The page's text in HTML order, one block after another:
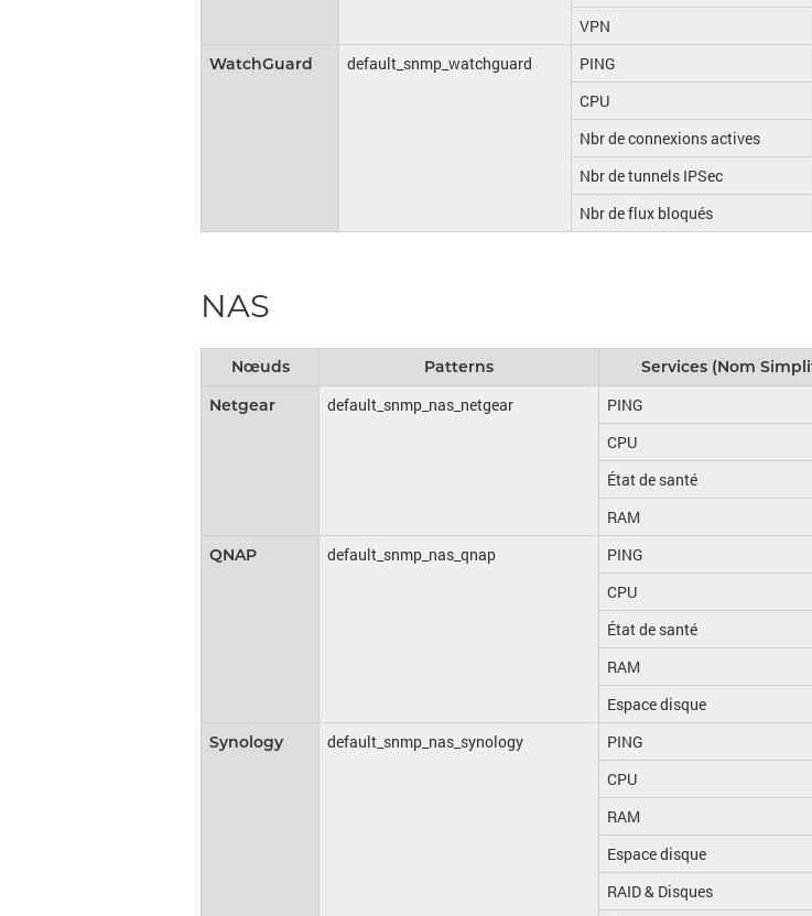
VPN
WatchGuard default_snmp_watchguard PING
CPU
Nbr de connexions actives
Nbr de tunnels IPSec
Nbr de flux bloqués
NAS
Nœuds Patterns Services (Nom
Netgear
default_snmp_nas_netgear PING
CPU
État de santé
RAM
QNAP default_snmp_nas_qnap PING
CPU
État de santé
RAM
Espace disque
Synology default_snmp_nas_synology PING
CPU
RAM
Espace disque
RAID & Disques